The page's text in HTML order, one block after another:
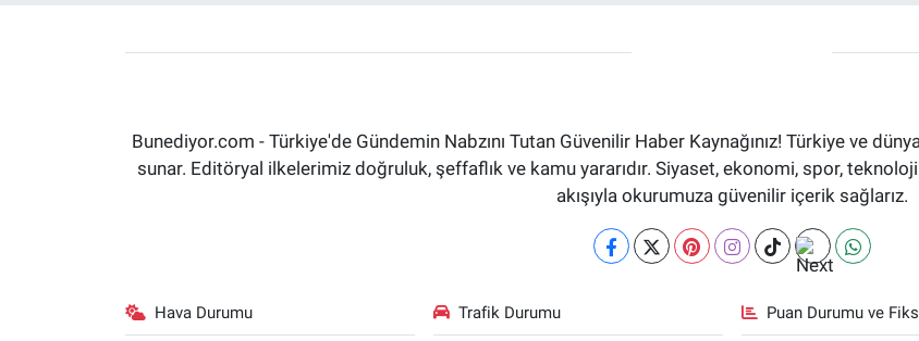
Bunediyor.com - Türkiye'de Gündemin Nabzını Tutan Güvenilir Haber Kaynağınız! Türkiye ve
sunar. Editöryal ilkelerimiz doğruluk, şeffaflık ve kamu yararıdır. Siyaset, ekonomi, spor,
akışıyla okurumuza güvenilir içerik sağlarız.
Hava Durumu Trafik Durumu Puan Durumu ve